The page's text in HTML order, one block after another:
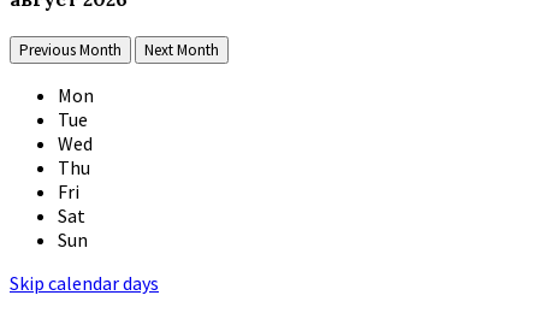
Previous Month Next Month
Mon
Tue
Wed
Thu
Fri
Sat
Sun
Skip calendar days